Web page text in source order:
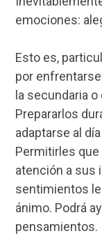
emociones:
Esto es,
por
la secundaria
Prepararlos
adaptarse al
Permitirles
atención a sus
sentimientos
ánimo. Podrá
pensamientos.